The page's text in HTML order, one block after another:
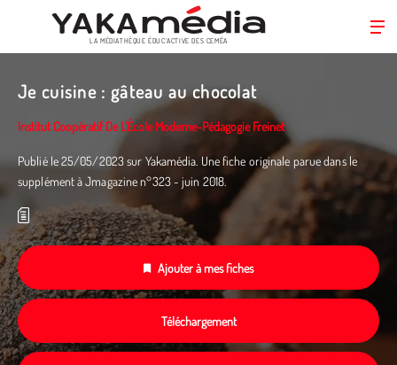
principal
LA MÉDIATHÈQUE ÉDUC’ACTIVE DES CEMÉA
Je cuisine : gâteau au chocolat
Institut Coopératif De L’École Moderne-Pédagogie Freinet
Publié le 25/05/2023 sur Yakamédia. Une fiche originale parue dans le
supplément à Jmagazine n°323 - juin 2018.
Ajouter à mes fiches
Téléchargement